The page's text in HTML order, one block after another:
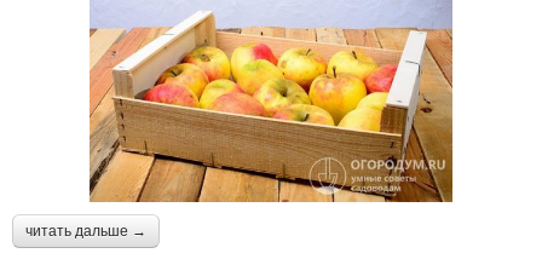
читать дальше →